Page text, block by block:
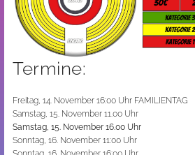
Termine:
Freitag, 14. November 16:00 Uhr FAMILIENTAG
Samstag, 15. November 11.00 Uhr
Samstag, 15. November 16.00 Uhr
Sonntag, 16. November 11:00 Uhr